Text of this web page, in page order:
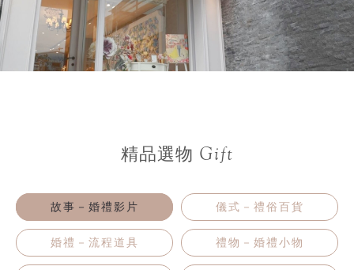
精品選物 Gift
故事－婚禮影片 儀式－禮俗百貨
婚禮－流程道具 禮物－婚禮小物